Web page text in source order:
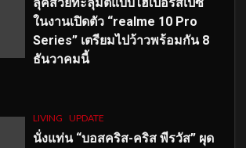
ในงานเปิดตัว “realme 10 Pro
Series” เตรียมไปว้าวพร้อมกัน 8
ธันวาคมนี้
LIVING UPDATE
นั่งแท่น “บอสคริส-คริส พีรวัส” ผุด